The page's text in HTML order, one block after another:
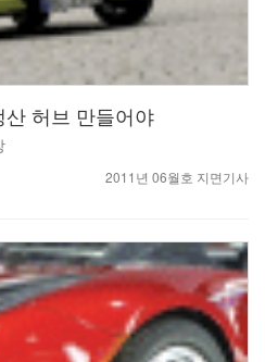
허브 만들어야
2011년 06월호 지면기사